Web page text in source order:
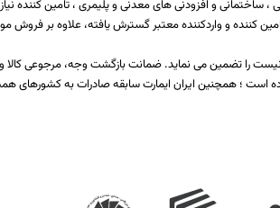
و افزودنی های معدنی و پلیمری ، تامین کننده
از یکصد تولید کننده، تامین کننده و واردکننده معتبر گسترش یافته، علاوه بر
نیست را تضمین می نماید. ضمانت بازگشت وجه، مرجوعی
است ؛ همچنین ایران ایمارت سابقه صادرات به کشورهای